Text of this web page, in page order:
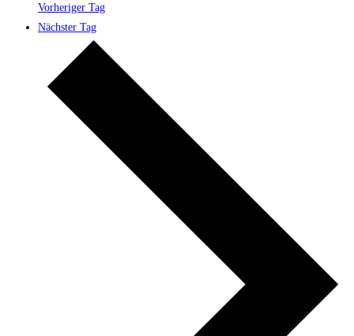
Vorheriger Tag
Nächster Tag